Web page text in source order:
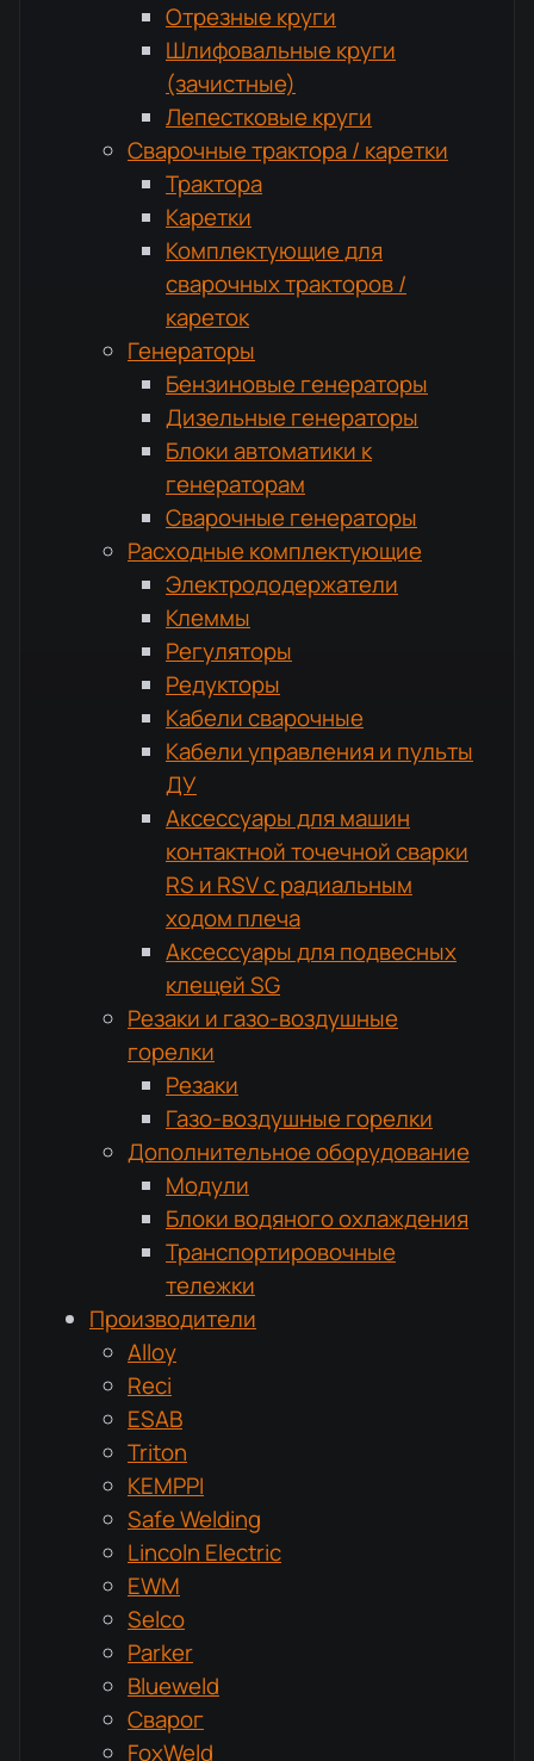
Отрезные круги
Шлифовальные круги
(зачистные)
Лепестковые круги
Сварочные трактора / каретки
Трактора
Каретки
Комплектующие для
сварочных тракторов /
кареток
Генераторы
Бензиновые генераторы
Дизельные генераторы
Блоки автоматики к
генераторам
Сварочные генераторы
Расходные комплектующие
Электрододержатели
Клеммы
Регуляторы
Редукторы
Кабели сварочные
Кабели управления и пульты
ДУ
Аксессуары для машин
контактной точечной сварки
RS и RSV с радиальным
ходом плеча
Аксессуары для подвесных
клещей SG
Резаки и газо-воздушные
горелки
Резаки
Газо-воздушные горелки
Дополнительное оборудование
Модули
Блоки водяного охлаждения
Транспортировочные
тележки
Производители
Alloy
Reci
ESAB
Triton
KEMPPI
Safe Welding
Lincoln Electric
EWM
Selco
Parker
Blueweld
Сварог
FoxWeld